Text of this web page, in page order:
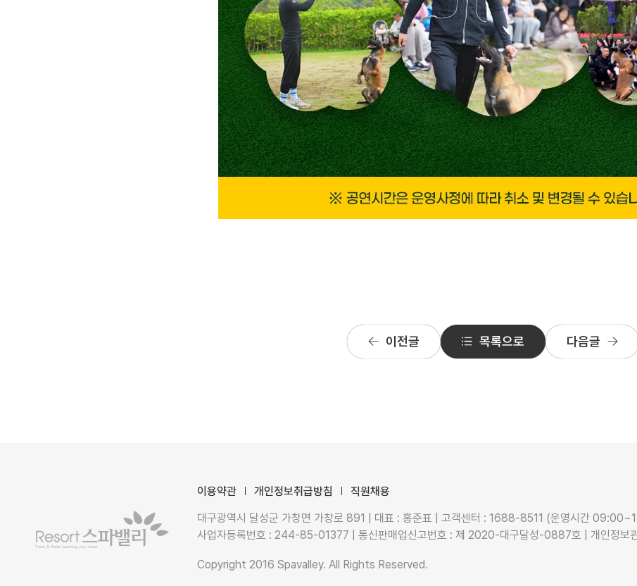
이전글 목록으로 다음글
이용약관 개인정보취급방침
직원채용
대구광역시 달성군 가창면 가창로 891 | 대표 : 홍준표 | 고객센터 : 1688-8511 (운영시간
사업자등록번호 : 244-85-01377 | 통신판매업신고번호 : 제 2020-대구달성-0887호 | 개인정보
Copyright 2016 Spavalley. All Rights Reserved.